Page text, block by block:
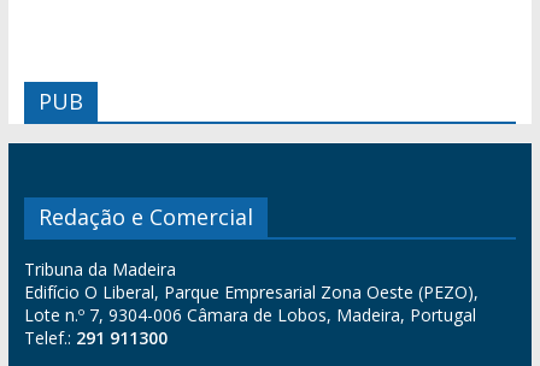
PUB
Redação e Comercial
Tribuna da Madeira
Edifício O Liberal, Parque Empresarial Zona Oeste (PEZO),
Lote n.º 7, 9304-006 Câmara de Lobos, Madeira, Portugal
Telef.: 291 911300